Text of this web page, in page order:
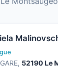
52190 Le